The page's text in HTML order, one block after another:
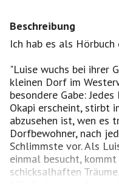
Beschreibung
Ich hab es als
"Luise wuchs bei ihrer
kleinen Dorf im
besondere Gabe:
Okapi erscheint, stirbt
abzusehen ist, wen es
Dorfbewohner, nach
Schlimmste vor. Als
einmal besucht,
schicksalhaften
Mit: Corinna